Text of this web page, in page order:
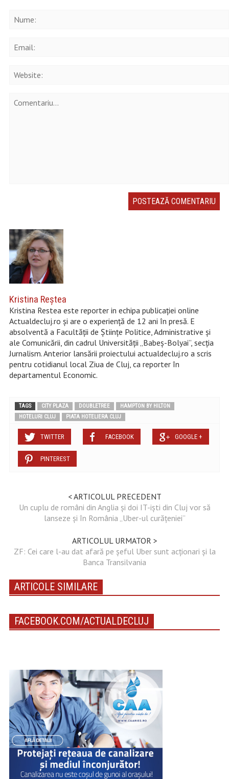
Kristina Reştea
Kristina Restea este reporter in echipa publicației online
Actualdecluj.ro și are o experiență de 12 ani în presă. E
absolventă a Facultății de Științe Politice, Administrative și
ale Comunicării, din cadrul Universității „Babeș-Bolyai”, secția
Jurnalism. Anterior lansării proiectului actualdecluj.ro a scris
pentru cotidianul local Ziua de Cluj, ca reporter în
departamentul Economic.
TAGS CITY PLAZA DOUBLETREE
HAMPTON BY HILTON
HOTELURI CLUJ
PIATA HOTELIERA CLUJ
TWITTER FACEBOOK GOOGLE +
PINTEREST
< ARTICOLUL PRECEDENT
Un cuplu de români din Anglia şi doi IT-işti din Cluj vor să
lanseze şi în România „Uber-ul curăţeniei”
ARTICOLUL URMATOR >
ZF: Cei care l-au dat afară pe şeful Uber sunt acţionari şi la
Banca Transilvania
ARTICOLE SIMILARE
FACEBOOK.COM/ACTUALDECLUJ